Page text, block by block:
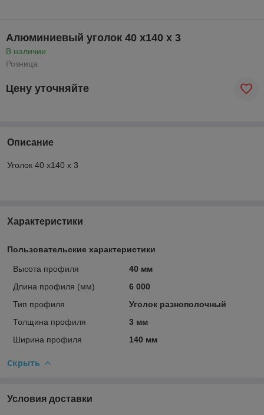
Алюминиевый уголок 40 x140 x 3
В наличии
Розница
Цену уточняйте
Описание
Уголок 40 x140 x 3
Характеристики
Пользовательские характеристики
Высота профиля
40 мм
Длина профиля (мм)
6 000
Тип профиля
Уголок разнополочный
Толщина профиля
3 мм
Ширина профиля
140 мм
Скрыть
Условия доставки